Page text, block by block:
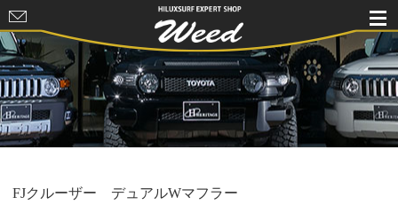
HILUXSURF
EXPERT
SHOP Weed
FJクルーザー デュアルWマフラー